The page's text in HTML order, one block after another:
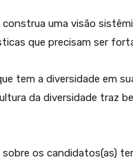
uma visão
que precisam ser
tem a diversidade em
da diversidade traz
os candidatos(as)